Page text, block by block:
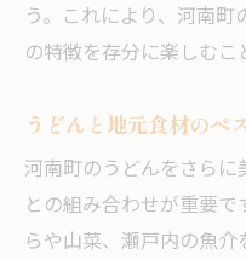
う。これにより、河南
の特徴を存分に楽しむこ
うどんと地元食材のベ
河南町のうどんをさら
との組み合わせが重要
らや山菜、瀬戸内の魚